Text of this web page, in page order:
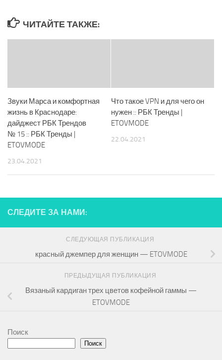
ЧИТАЙТЕ ТАКЖЕ:
Звуки Марса и комфортная
жизнь в Краснодаре:
дайджест РБК Трендов
№ 15 :: РБК Тренды |
ETOVMODE
23.04.2021
Что такое VPN и для чего он
нужен :: РБК Тренды |
ETOVMODE
22.04.2021
СЛЕДИТЕ ЗА НАМИ:
СЛЕДУЮЩАЯ ПУБЛИКАЦИЯ
красный джемпер для женщин — ETOVMODE
ПРЕДЫДУЩАЯ ПУБЛИКАЦИЯ
Вязаный кардиган трех цветов кофейной гаммы —
ETOVMODE
Поиск
Поиск